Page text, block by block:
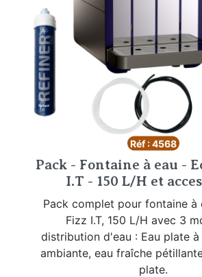
Réf : 4568
Pack - Fontaine à eau -
I.T - 150 L/H et
Pack complet pour fontaine à
Fizz I.T, 150 L/H avec 3
distribution d'eau : Eau plate
ambiante, eau fraîche
plate.